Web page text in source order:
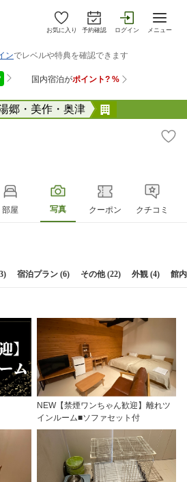
お気に入り 予約確認 ログイン メニュー
郷・美作・奥津
部屋 写真 クーポン クチコミ
宿泊プラン (6) その他 (22) 外観 (4) 館
NEW【禁煙ワンちゃん歓迎】離れツ
インルーム■ソファセット付